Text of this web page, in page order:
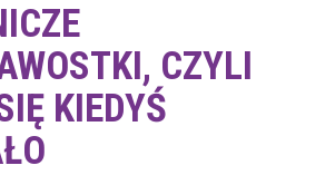
CZYLI
KIEDYŚ